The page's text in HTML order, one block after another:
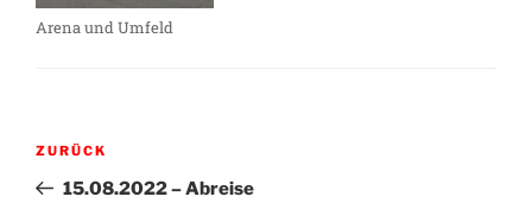
Arena und Umfeld
Beitragsnavigation
Vorheriger
Beitrag
ZURÜCK
15.08.2022 – Abreise